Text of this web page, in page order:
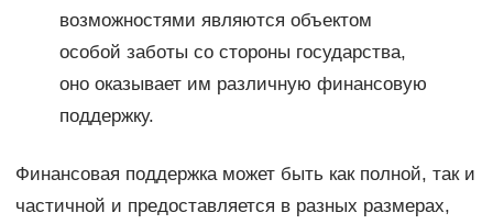
возможностями являются объектом
особой заботы со стороны государства,
оно оказывает им различную финансовую
поддержку.
Финансовая поддержка может быть как полной, так и
частичной и предоставляется в разных размерах,